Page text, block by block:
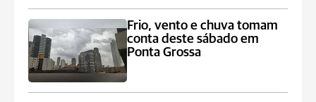
Frio, vento e chuva tomam
conta deste sábado em
Ponta Grossa